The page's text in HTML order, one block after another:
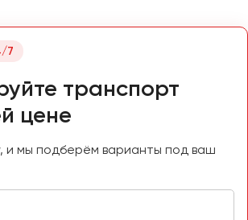
7
транспорт
цене
и мы подберём варианты под ваш